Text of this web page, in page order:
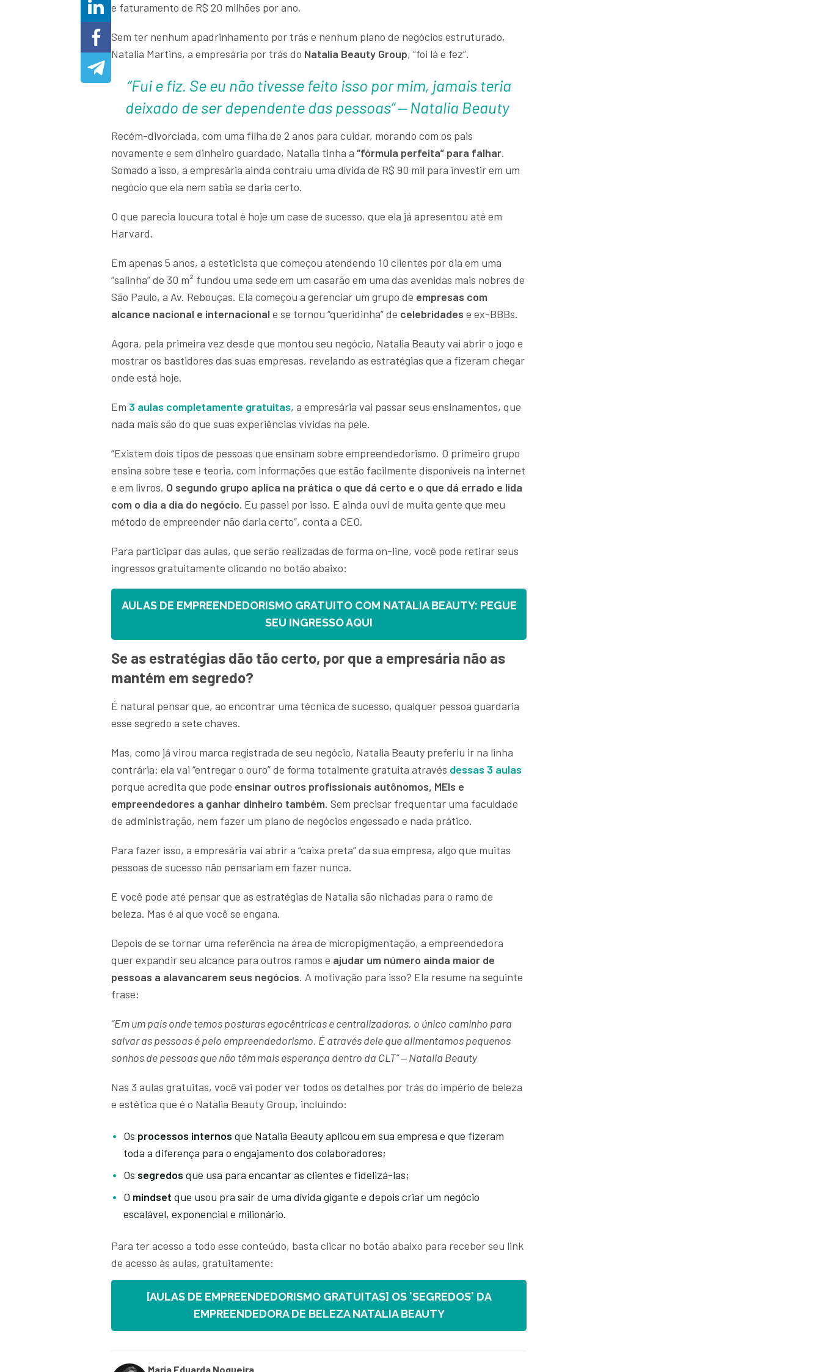
e faturamento de R$ 20 milhões por ano.
Sem ter nenhum apadrinhamento por trás e nenhum plano de negócios estruturado,
Natalia Martins, a empresária por trás do Natalia Beauty Group, “foi lá e fez”.
“Fui e fiz. Se eu não tivesse feito isso por mim, jamais teria
deixado de ser dependente das pessoas” ‒ Natalia Beauty
Recém-divorciada, com uma filha de 2 anos para cuidar, morando com os pais
novamente e sem dinheiro guardado, Natalia tinha a “fórmula perfeita” para falhar.
Somado a isso, a empresária ainda contraiu uma dívida de R$ 90 mil para investir em um
negócio que ela nem sabia se daria certo.
O que parecia loucura total é hoje um case de sucesso, que ela já apresentou até em
Harvard.
Em apenas 5 anos, a esteticista que começou atendendo 10 clientes por dia em uma
“salinha” de 30 m² fundou uma sede em um casarão em uma das avenidas mais nobres de
São Paulo, a Av. Rebouças. Ela começou a gerenciar um grupo de empresas com
alcance nacional e internacional e se tornou “queridinha” de celebridades e ex-BBBs.
Agora, pela primeira vez desde que montou seu negócio, Natalia Beauty vai abrir o jogo e
mostrar os bastidores das suas empresas, revelando as estratégias que a fizeram chegar
onde está hoje.
Em 3 aulas completamente gratuitas, a empresária vai passar seus ensinamentos, que
nada mais são do que suas experiências vividas na pele.
“Existem dois tipos de pessoas que ensinam sobre empreendedorismo. O primeiro grupo
ensina sobre tese e teoria, com informações que estão facilmente disponíveis na internet
e em livros. O segundo grupo aplica na prática o que dá certo e o que dá errado e lida
com o dia a dia do negócio. Eu passei por isso. E ainda ouvi de muita gente que meu
método de empreender não daria certo”, conta a CEO.
Para participar das aulas, que serão realizadas de forma on-line, você pode retirar seus
ingressos gratuitamente clicando no botão abaixo:
AULAS DE EMPREENDEDORISMO GRATUITO COM NATALIA BEAUTY: PEGUE
SEU INGRESSO AQUI
Se as estratégias dão tão certo, por que a empresária não as
mantém em segredo?
É natural pensar que, ao encontrar uma técnica de sucesso, qualquer pessoa guardaria
esse segredo a sete chaves.
Mas, como já virou marca registrada de seu negócio, Natalia Beauty preferiu ir na linha
contrária: ela vai “entregar o ouro” de forma totalmente gratuita através dessas 3 aulas
porque acredita que pode ensinar outros profissionais autônomos, MEIs e
empreendedores a ganhar dinheiro também. Sem precisar frequentar uma faculdade
de administração, nem fazer um plano de negócios engessado e nada prático.
Para fazer isso, a empresária vai abrir a “caixa preta” da sua empresa, algo que muitas
pessoas de sucesso não pensariam em fazer nunca.
E você pode até pensar que as estratégias de Natalia são nichadas para o ramo de
beleza. Mas é aí que você se engana.
Depois de se tornar uma referência na área de micropigmentação, a empreendedora
quer expandir seu alcance para outros ramos e ajudar um número ainda maior de
pessoas a alavancarem seus negócios. A motivação para isso? Ela resume na seguinte
frase:
“Em um país onde temos posturas egocêntricas e centralizadoras, o único caminho para
salvar as pessoas é pelo empreendedorismo. É através dele que alimentamos pequenos
sonhos de pessoas que não têm mais esperança dentro da CLT” ‒ Natalia Beauty
Nas 3 aulas gratuitas, você vai poder ver todos os detalhes por trás do império de beleza
e estética que é o Natalia Beauty Group, incluindo:
Os processos internos que Natalia Beauty aplicou em sua empresa e que fizeram
toda a diferença para o engajamento dos colaboradores;
Os segredos que usa para encantar as clientes e fidelizá-las;
O mindset que usou pra sair de uma dívida gigante e depois criar um negócio
escalável, exponencial e milionário.
Para ter acesso a todo esse conteúdo, basta clicar no botão abaixo para receber seu link
de acesso às aulas, gratuitamente:
[AULAS DE EMPREENDEDORISMO GRATUITAS] OS 'SEGREDOS' DA
EMPREENDEDORA DE BELEZA NATALIA BEAUTY
Maria Eduarda Nogueira